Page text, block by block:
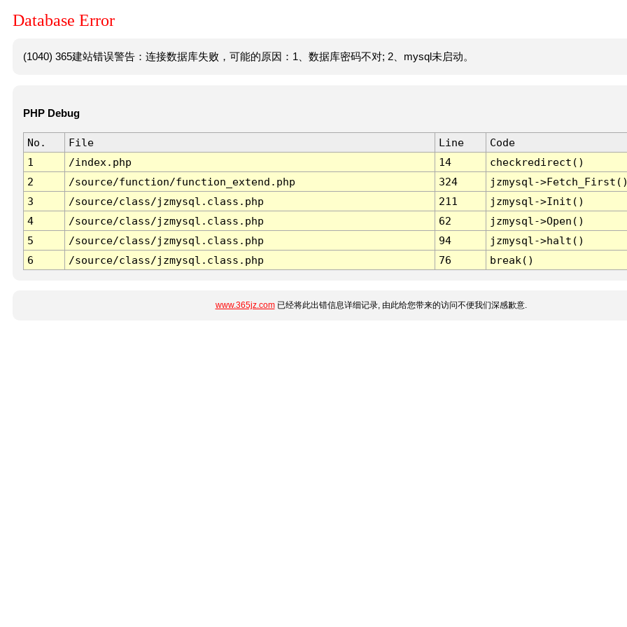
Database Error
(1040) 365建站错误警告：连接数据库失败，可能的原因：1、数据库密码不对; 2、mysql未启动。
PHP Debug
No. File Line
Code
1
/index.php 14
checkredirect()
2
/source/function/function_extend.php 324
jzmysql-
3
/source/class/jzmysql.class.php 211
jzmysql->Init()
4
/source/class/jzmysql.class.php 62
jzmysql->Open()
5
/source/class/jzmysql.class.php 94
jzmysql->halt()
6
/source/class/jzmysql.class.php 76 break()
www.365jz.com已经将此出错信息详细记录, 由此给您带来的访问不便我们深感歉意.